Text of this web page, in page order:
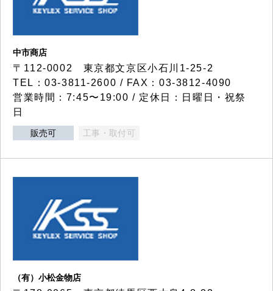
中市商店
〒112-0002 東京都文京区小石川1-25-2
TEL：03-3811-2600 / FAX：03-3812-4090
営業時間：7:45〜19:00 / 定休日：日曜日・祝祭
日
販売可 工事・取付可
（有）小松金物店